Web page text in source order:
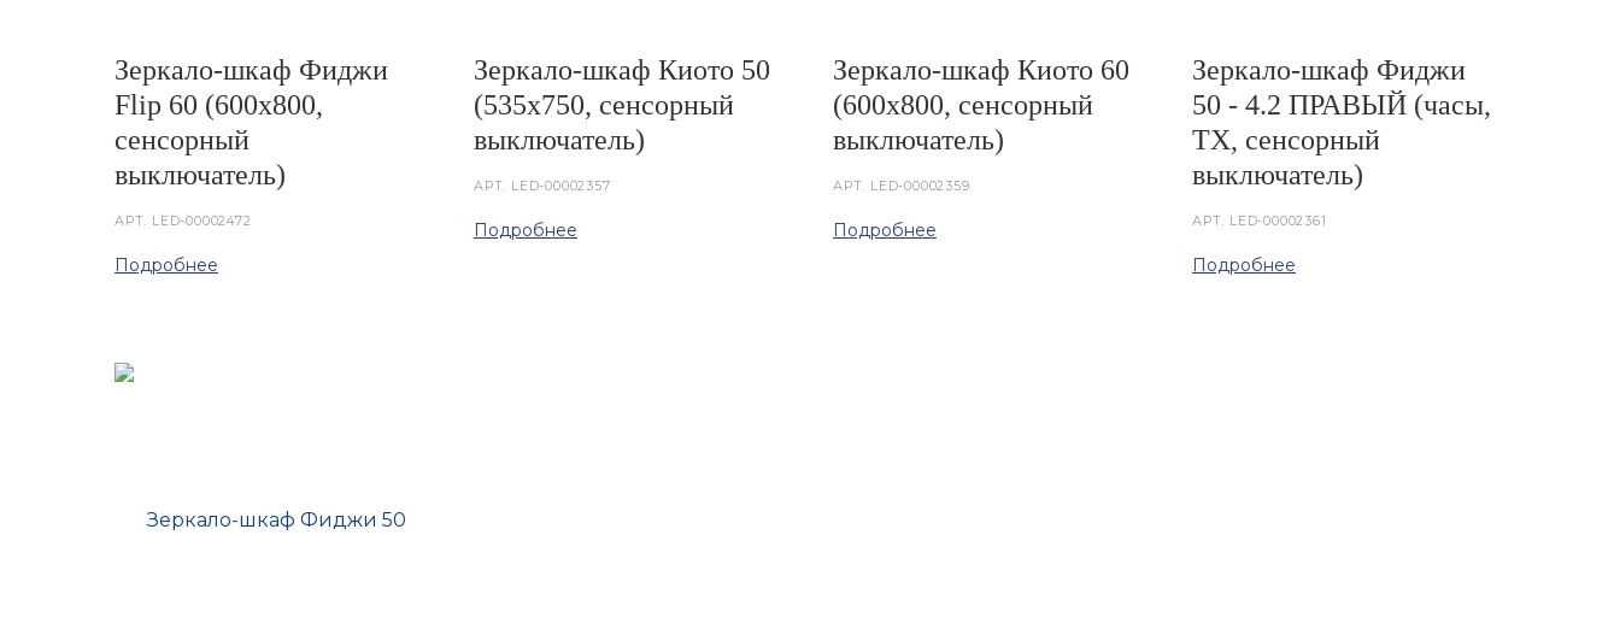
Зеркало-шкаф Фиджи
Flip 60 (600х800,
сенсорный
выключатель)
АРТ. LED-00002472
Подробнее
Зеркало-шкаф Киото 50
(535х750, сенсорный
выключатель)
АРТ. LED-00002357
Подробнее
Зеркало-шкаф Киото 60
(600х800, сенсорный
выключатель)
АРТ. LED-00002359
Подробнее
Зеркало-шкаф Фиджи
50 - 4.2 ПРАВЫЙ (часы,
ТХ, сенсорный
выключатель)
АРТ. LED-00002361
Подробнее